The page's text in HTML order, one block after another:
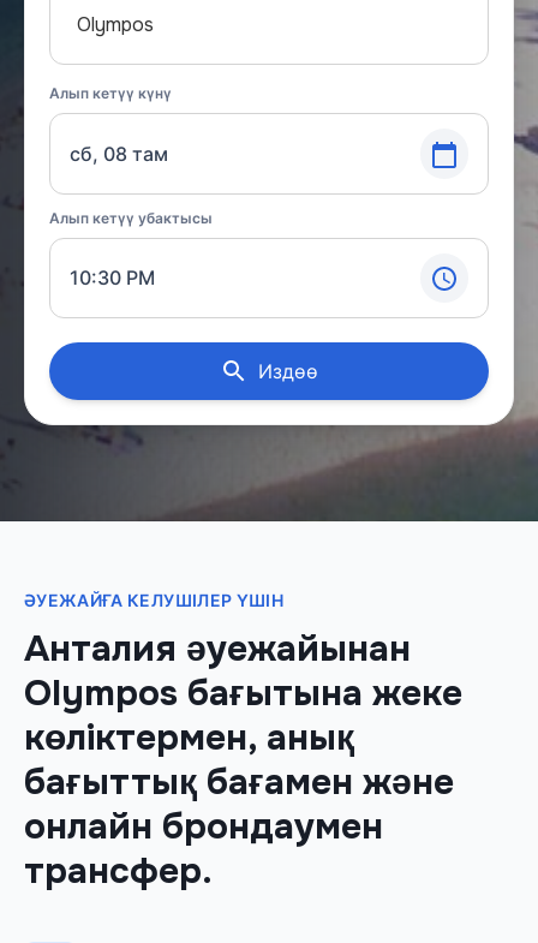
Olympos
Алып кетүү күнү
сб, 08 там
Алып кетүү убактысы
10:30 PM
Издөө
ӘУЕЖАЙҒА КЕЛУШІЛЕР ҮШІН
Анталия әуежайынан
Olympos бағытына жеке
көліктермен, анық
бағыттық бағамен және
онлайн брондаумен
трансфер.